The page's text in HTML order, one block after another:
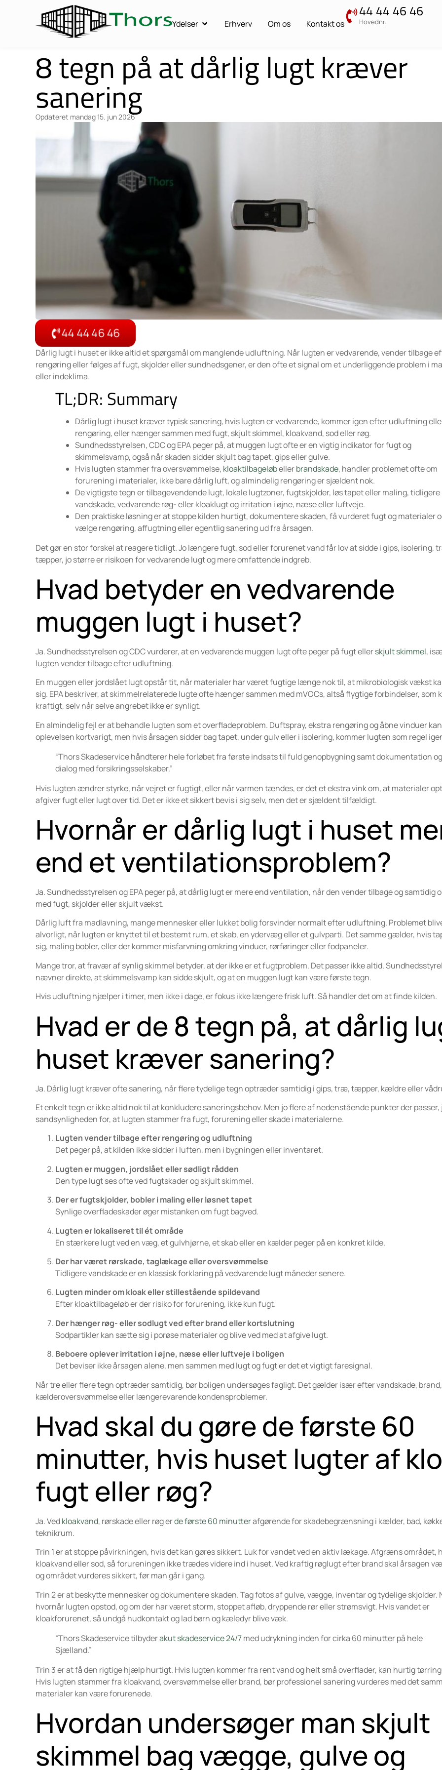
Ydelser Erhverv Om os Kontakt os
44 44 46 46
Hovednr.
8 tegn på at dårlig lugt kræver
sanering
Opdateret mandag 15. jun 2026
44 44 46 46
Dårlig lugt i huset er ikke altid et spørgsmål om manglende udluftning. Når lugten er vedvarende, vender tilbage
rengøring eller følges af fugt, skjolder eller sundhedsgener, er den ofte et signal om et underliggende problem i
eller indeklima.
TL;DR: Summary
Dårlig lugt i huset kræver typisk sanering, hvis lugten er vedvarende, kommer igen efter udluftning
rengøring, eller hænger sammen med fugt, skjult skimmel, kloakvand, sod eller røg.
Sundhedsstyrelsen, CDC og EPA peger på, at muggen lugt ofte er en vigtig indikator for fugt og
skimmelsvamp, også når skaden sidder skjult bag tapet, gips eller gulve.
Hvis lugten stammer fra oversvømmelse, kloaktilbageløbellerbrandskade, handler problemet ofte om
forurening i materialer, ikke bare dårlig luft, og almindelig rengøring er sjældent nok.
De vigtigste tegn er tilbagevendende lugt, lokale lugtzoner, fugtskjolder, løs tapet eller maling, tidligere
vandskade, vedvarende røg- eller kloaklugt og irritation i øjne, næse eller luftveje.
Den praktiske løsning er at stoppe kilden hurtigt, dokumentere skaden, få vurderet fugt og materialer
vælge rengøring, affugtning eller egentlig sanering ud fra årsagen.
Det gør en stor forskel at reagere tidligt. Jo længere fugt, sod eller forurenet vand får lov at sidde i gips, isolering,
tæpper, jo større er risikoen for vedvarende lugt og mere omfattende indgreb.
Hvad betyder en vedvarende
muggen lugt i huset?
Ja. Sundhedsstyrelsen og CDC vurderer, at en vedvarende muggen lugt ofte peger på fugt ellerskjult skimmel,
lugten vender tilbage efter udluftning.
En muggen eller jordslået lugt opstår tit, når materialer har været fugtige længe nok til, at mikrobiologisk vækst
sig. EPA beskriver, at skimmelrelaterede lugte ofte hænger sammen med mVOCs, altså flygtige forbindelser, som
kraftigt, selv når selve angrebet ikke er synligt.
En almindelig fejl er at behandle lugten som et overfladeproblem. Duftspray, ekstra rengøring og åbne vinduer
oplevelsen kortvarigt, men hvis årsagen sidder bag tapet, under gulv eller i isolering, kommer lugten som regel
“Thors Skadeservice håndterer hele forløbet fra første indsats til fuld genopbygning samt dokumentation og
dialog med forsikringsselskaber.”
Hvis lugten ændrer styrke, når vejret er fugtigt, eller når varmen tændes, er det et ekstra vink om, at materialer
afgiver fugt eller lugt over tid. Det er ikke et sikkert bevis i sig selv, men det er sjældent tilfældigt.
Hvornår er dårlig lugt i huset
end et ventilationsproblem?
Ja. Sundhedsstyrelsen og EPA peger på, at dårlig lugt er mere end ventilation, når den vender tilbage og samtidig
med fugt, skjolder eller skjult vækst.
Dårlig luft fra madlavning, mange mennesker eller lukket bolig forsvinder normalt efter udluftning. Problemet
alvorligt, når lugten er knyttet til et bestemt rum, et skab, en ydervæg eller et gulvparti. Det samme gælder, hvis
sig, maling bobler, eller der kommer misfarvning omkring vinduer, rørføringer eller fodpaneler.
Mange tror, at fravær af synlig skimmel betyder, at der ikke er et fugtproblem. Det passer ikke altid.
nævner direkte, at skimmelsvamp kan sidde skjult, og at en muggen lugt kan være første tegn.
Hvis udluftning hjælper i timer, men ikke i dage, er fokus ikke længere frisk luft. Så handler det om at finde kilden.
Hvad er de 8 tegn på, at dårlig
huset kræver sanering?
Ja. Dårlig lugt kræver ofte sanering, når flere tydelige tegn optræder samtidig i gips, træ, tæpper, kældre eller
Et enkelt tegn er ikke altid nok til at konkludere saneringsbehov. Men jo flere af nedenstående punkter der passer,
sandsynligheden for, at lugten stammer fra fugt, forurening eller skade i materialerne.
Lugten vender tilbage efter rengøring og udluftning
Det peger på, at kilden ikke sidder i luften, men i bygningen eller inventaret.
Lugten er muggen, jordslået eller sødligt rådden
Den type lugt ses ofte ved fugtskader og skjult skimmel.
Der er fugtskjolder, bobler i maling eller løsnet tapet
Synlige overfladeskader øger mistanken om fugt bagved.
Lugten er lokaliseret til ét område
En stærkere lugt ved en væg, et gulvhjørne, et skab eller en kælder peger på en konkret kilde.
Der har været rørskade, taglækage eller oversvømmelse
Tidligere vandskade er en klassisk forklaring på vedvarende lugt måneder senere.
Lugten minder om kloak eller stillestående spildevand
Efter kloaktilbageløb er der risiko for forurening, ikke kun fugt.
Der hænger røg- eller sodlugt ved efter brand eller kortslutning
Sodpartikler kan sætte sig i porøse materialer og blive ved med at afgive lugt.
Beboere oplever irritation i øjne, næse eller luftveje i boligen
Det beviser ikke årsagen alene, men sammen med lugt og fugt er det et vigtigt faresignal.
Når tre eller flere tegn optræder samtidig, bør boligen undersøges fagligt. Det gælder især efter vandskade, brand,
kælderoversvømmelse eller længerevarende kondensproblemer.
Hvad skal du gøre de første 60
minutter, hvis huset lugter af
fugt eller røg?
Ja. Vedkloakvand, rørskade eller røg erde første 60 minutterafgørende for skadebegrænsning i kælder, bad,
teknikrum.
Trin 1 er at stoppe påvirkningen, hvis det kan gøres sikkert. Luk for vandet ved en aktiv lækage. Afgræns området,
kloakvand eller sod, så forureningen ikke trædes videre ind i huset. Ved kraftig røglugt efter brand skal årsagen
og området vurderes sikkert, før man går i gang.
Trin 2 er at beskytte mennesker og dokumentere skaden. Tag fotos af gulve, vægge, inventar og tydelige skjolder.
hvornår lugten opstod, og om der har været storm, stoppet afløb, dryppende rør eller strømsvigt. Hvis vandet er
kloakforurenet, så undgå hudkontakt og lad børn og kæledyr blive væk.
“Thors Skadeservice tilbyderakut skadeservice 24/7med udrykning inden for cirka 60 minutter på hele
Sjælland.”
Trin 3 er at få den rigtige hjælp hurtigt. Hvis lugten kommer fra rent vand og helt små overflader, kan hurtig
Hvis lugten stammer fra kloakvand, oversvømmelse eller brand, bør professionel sanering vurderes med det
materialer kan være forurenede.
Hvordan undersøger man skjult
skimmel bag vægge, gulve og